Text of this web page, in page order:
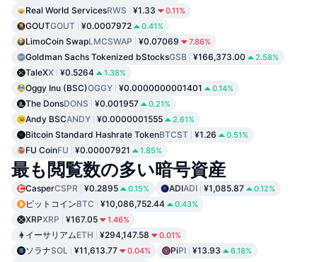
Real World ServicesRWS ¥1.33 0.11%
GOUTGOUT ¥0.0007972 0.41%
LimoCoin SwapLMCSWAP ¥0.07069 7.86%
Goldman Sachs Tokenized bStocksGSB ¥166,373.00 2.58%
TaleXX ¥0.5264 1.38%
Oggy Inu (BSC)OGGY ¥0.0000000001401 0.14%
The DonsDONS ¥0.001957 0.21%
Andy BSCANDY ¥0.0000001555 2.61%
Bitcoin Standard Hashrate TokenBTCST ¥1.26 0.51%
FU CoinFU ¥0.00007921 1.85%
最も閲覧数の多い暗号資産
CasperCSPR ¥0.2895 0.15% ADIADI ¥1,085.87 0.12%
ビットコインBTC ¥10,086,752.44 0.43%
XRPXRP ¥167.05 1.46%
イーサリアムETH ¥294,147.58 0.01%
ソラナSOL ¥11,613.77 0.04% PiPI ¥13.93 6.18%